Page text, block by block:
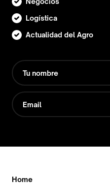
Logística
Actualidad del Agro
Home